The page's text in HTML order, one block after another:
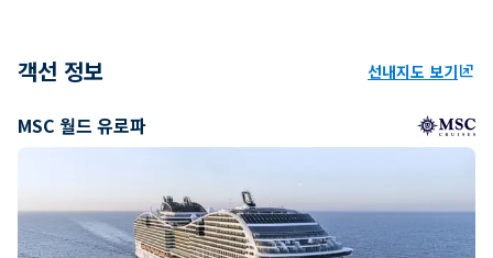
객선 정보 선내지도 보기ungroup
MSC 월드 유로파